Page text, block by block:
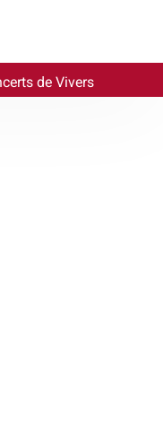
de Vivers